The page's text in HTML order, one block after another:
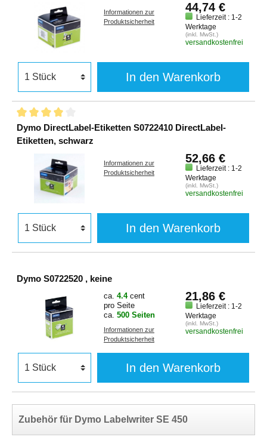
Informationen zur
Produktsicherheit
44,74 €
Lieferzeit : 1-2
Werktage
(inkl. MwSt.)
versandkostenfrei
In den Warenkorb
Dymo DirectLabel-Etiketten S0722410 DirectLabel-
Etiketten, schwarz
Informationen zur
Produktsicherheit
52,66 €
Lieferzeit : 1-2
Werktage
(inkl. MwSt.)
versandkostenfrei
In den Warenkorb
Dymo S0722520 , keine
ca. 4.4 cent
pro Seite
ca. 500 Seiten
Informationen zur
Produktsicherheit
21,86 €
Lieferzeit : 1-2
Werktage
(inkl. MwSt.)
versandkostenfrei
In den Warenkorb
Zubehör für Dymo Labelwriter SE 450